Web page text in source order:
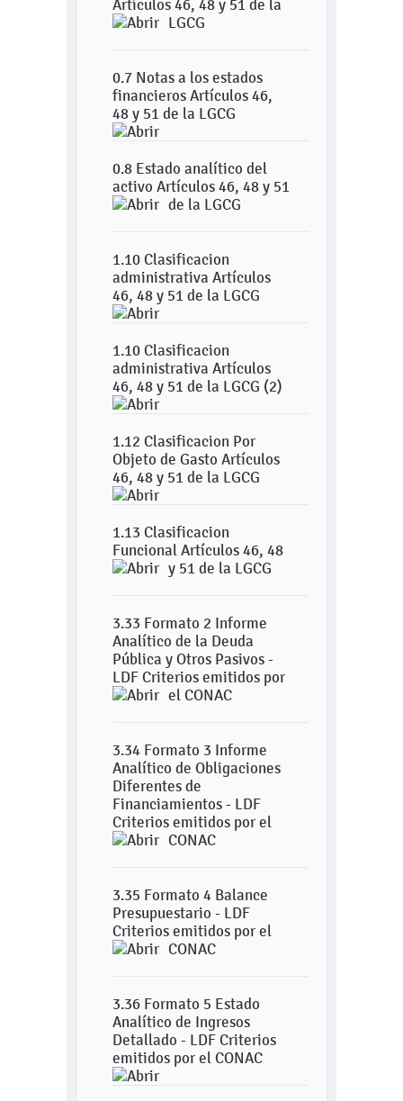
Artículos 46, 48 y 51 de la
LGCG
0.7 Notas a los estados
financieros Artículos 46,
48 y 51 de la LGCG
0.8 Estado analítico del
activo Artículos 46, 48 y 51
de la LGCG
1.10 Clasificacion
administrativa Artículos
46, 48 y 51 de la LGCG
1.10 Clasificacion
administrativa Artículos
46, 48 y 51 de la LGCG (2)
1.12 Clasificacion Por
Objeto de Gasto Artículos
46, 48 y 51 de la LGCG
1.13 Clasificacion
Funcional Artículos 46, 48
y 51 de la LGCG
3.33 Formato 2 Informe
Analítico de la Deuda
Pública y Otros Pasivos -
LDF Criterios emitidos por
el CONAC
3.34 Formato 3 Informe
Analítico de Obligaciones
Diferentes de
Financiamientos - LDF
Criterios emitidos por el
CONAC
3.35 Formato 4 Balance
Presupuestario - LDF
Criterios emitidos por el
CONAC
3.36 Formato 5 Estado
Analítico de Ingresos
Detallado - LDF Criterios
emitidos por el CONAC